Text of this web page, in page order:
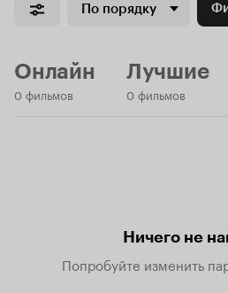
По порядку
Онлайн
0 фильмов
Лучшие
0 фильмов
Ничего не
Попробуйте изменить